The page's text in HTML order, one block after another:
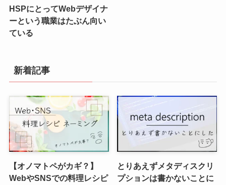
HSPにとってWebデザイナ
ーという職業はたぶん向い
ている
新着記事
【オノマトペがカギ？】
WebやSNSでの料理レシピ
とりあえずメタディスクリ
プションは書かないことに